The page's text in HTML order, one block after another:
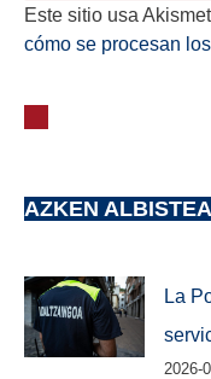
Este sitio usa
cómo se procesan
AZKEN
La
2026-